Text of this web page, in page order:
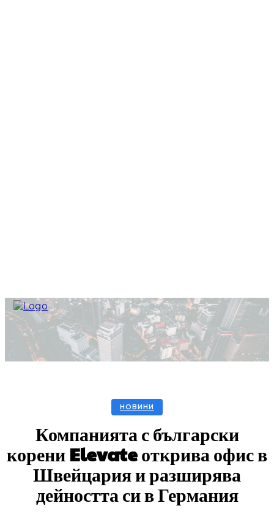
НОВИНИ
Компанията с български
корени Elevate открива офис в
Швейцария и разширява
дейността си в Германия